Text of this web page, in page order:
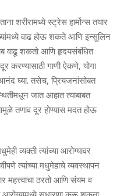
शरीरामध्‍ये स्‍ट्रेस हार्मोन्‍स तयार
वाढ होऊ शकते आणि इन्‍सुलिन
वाढू शकतो आणि हृदयसंबंधित
करण्‍यासाठी गाणी ऐकणे, योगा
घ्‍या. तसेच, प्रियजनांसोबत
जात आहात त्‍याबाबत
तणाव दूर होण्‍यास मदत होऊ
व्‍यक्‍ती त्यांच्‍या आरोग्‍यावर
त्‍यांच्‍या मधुमेहाचे व्‍यवस्‍थापन
महत्त्वाचा ठरतो आणि संयम व